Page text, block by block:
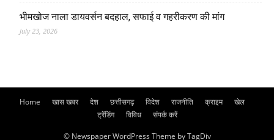
भीमखोज नाला डायवर्सन बदहाल, सफाई व गहरीकरण की मांग
July 23, 2026
Home खास खबर देश छत्तीसगढ़ विदेश राजनीति क्राइम
खेल
ट्रेंडिंग
विविध संपर्क करें
© Newspaper WordPress Theme by TagDiv